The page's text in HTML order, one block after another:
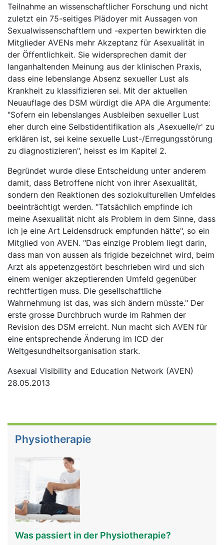
Teilnahme an wissenschaftlicher Forschung und nicht
zuletzt ein 75-seitiges Plädoyer mit Aussagen von
Sexualwissenschaftlern und -experten bewirkten die
Mitglieder AVENs mehr Akzeptanz für Asexualität in
der Öffentlichkeit. Sie widersprechen damit der
langanhaltenden Meinung aus der klinischen Praxis,
dass eine lebenslange Absenz sexueller Lust als
Krankheit zu klassifizieren sei. Mit der aktuellen
Neuauflage des DSM würdigt die APA die Argumente:
"Sofern ein lebenslanges Ausbleiben sexueller Lust
eher durch eine Selbstidentifikation als ,Asexuelle/r' zu
erklären ist, sei keine sexuelle Lust-/Erregungsstörung
zu diagnostizieren", heisst es im Kapitel 2.
Begründet wurde diese Entscheidung unter anderem
damit, dass Betroffene nicht von ihrer Asexualität,
sondern den Reaktionen des soziokulturellen Umfeldes
beeinträchtigt werden. "Tatsächlich empfinde ich
meine Asexualität nicht als Problem in dem Sinne, dass
ich je eine Art Leidensdruck empfunden hätte", so ein
Mitglied von AVEN. "Das einzige Problem liegt darin,
dass man von aussen als frigide bezeichnet wird, beim
Arzt als appetenzgestört beschrieben wird und sich
einem weniger akzeptierenden Umfeld gegenüber
rechtfertigen muss. Die gesellschaftliche
Wahrnehmung ist das, was sich ändern müsste." Der
erste grosse Durchbruch wurde im Rahmen der
Revision des DSM erreicht. Nun macht sich AVEN für
eine entsprechende Änderung im ICD der
Weltgesundheitsorganisation stark.
Asexual Visibility and Education Network (AVEN)
28.05.2013
Physiotherapie
Was passiert in der Physiotherapie?